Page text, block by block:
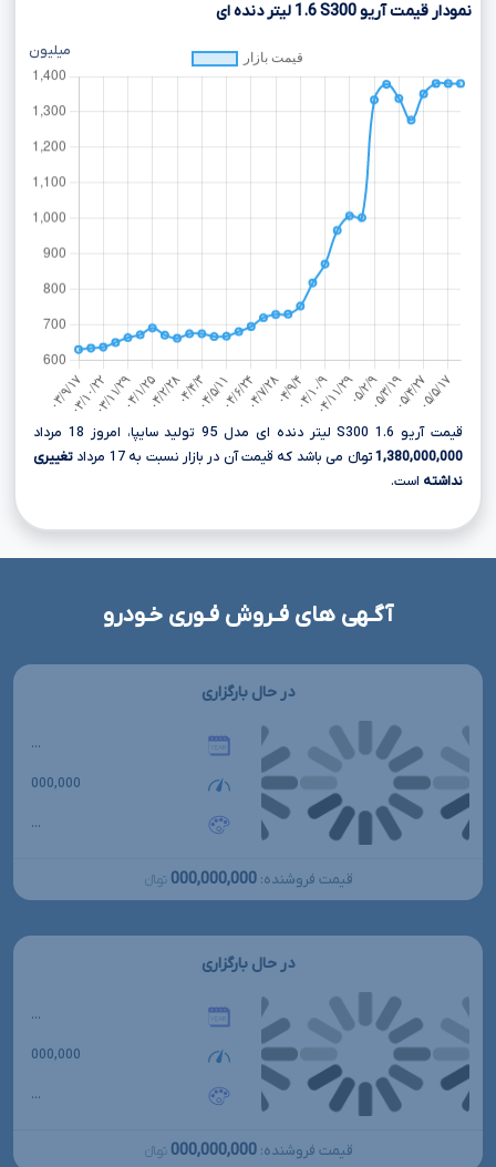
نمودار قیمت آریوS300
1.6 لیتر دنده ای
میلیون
قیمت آریو S300 1.6 لیتر دنده ای مدل 95 تولید سایپا، امروز 18 مرداد
1,380,000,000 تومانءءء می باشد که قیمت آن در بازار نسبت به 17 مرداد
تغییری
نداشته است.
آگـهی های فـروش فـوری خـودرو
در حال بارگزاری
...
000,000
...
قیمت فروشنده: 000,000,000 تومانءءء
در حال بارگزاری
...
000,000
...
قیمت فروشنده: 000,000,000 تومانءءء